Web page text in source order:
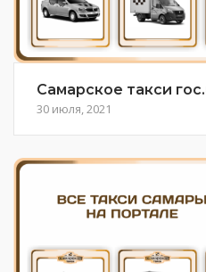
Самарское такси
30 июля, 2021